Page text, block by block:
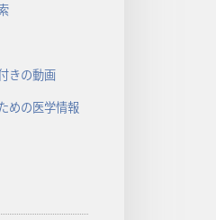
きの動画
めの医学情報